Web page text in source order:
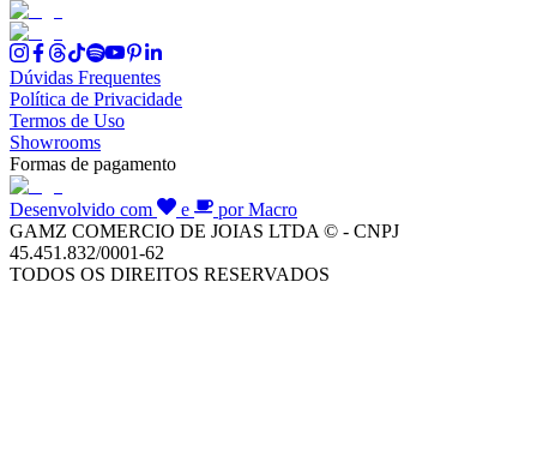
Dúvidas Frequentes
Política de Privacidade
Termos de Uso
Showrooms
Formas de pagamento
Desenvolvido com e
por Macro
GAMZ COMERCIO DE JOIAS LTDA © - CNPJ
45.451.832/0001-62
TODOS OS DIREITOS RESERVADOS